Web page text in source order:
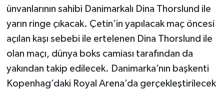
ünvanlarının sahibi Danimarkalı Dina Thorslund ile
yarın ringe çıkacak. Çetin’in yapılacak maç öncesi
açılan kaşı sebebi ile ertelenen Dina Thorslund ile
olan maçı, dünya boks camiası tarafından da
yakından takip edilecek. Danimarka’nın başkenti
Kopenhag’daki Royal Arena’da gerçekleştirilecek